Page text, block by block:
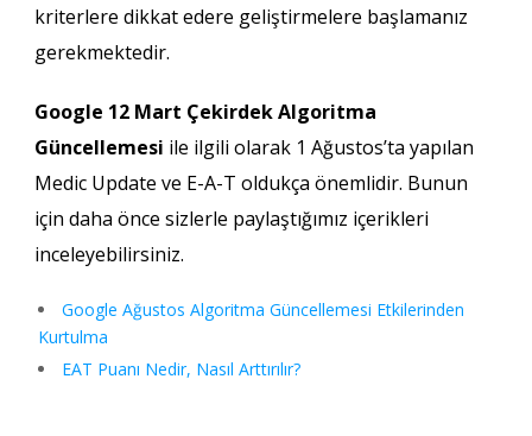
kriterlere dikkat edere geliştirmelere başlamanız
gerekmektedir.
Google 12 Mart Çekirdek Algoritma
Güncellemesi ile ilgili olarak 1 Ağustos’ta yapılan
Medic Update ve E-A-T oldukça önemlidir. Bunun
için daha önce sizlerle paylaştığımız içerikleri
inceleyebilirsiniz.
Google Ağustos Algoritma Güncellemesi Etkilerinden
Kurtulma
EAT Puanı Nedir, Nasıl Arttırılır?